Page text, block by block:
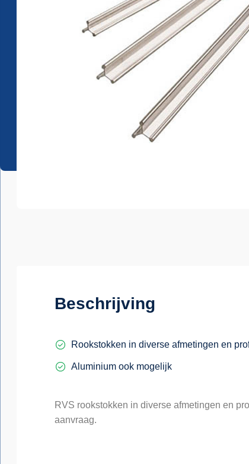
Beschrijving
Rookstokken in diverse afmetingen en
Aluminium ook mogelijk
RVS rookstokken in diverse afmetingen en
aanvraag.